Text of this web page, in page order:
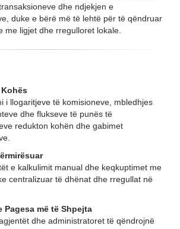
dhe ndjekjen e
duke e bërë më të lehtë për të qëndruar
me ligjet dhe rregulloret lokale.
i llogaritjeve të komisioneve, mbledhjes
dhe flukseve të punës të
redukton kohën dhe gabimet
e kalkulimit manual dhe keqkuptimet me
centralizuar të dhënat dhe rregullat në
Pagesa më të Shpejta
dhe administratoret të qëndrojnë